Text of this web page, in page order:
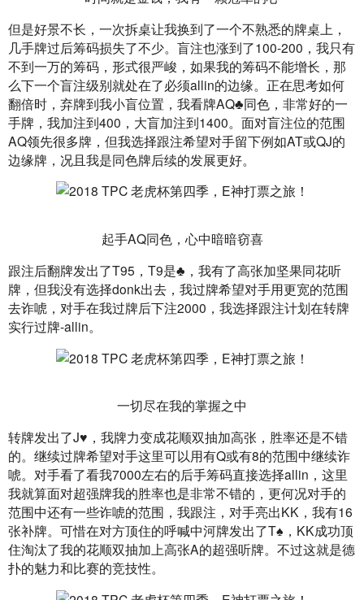
但是好景不长，一次拆桌让我换到了一个不熟悉的牌桌上，
几手牌过后筹码损失了不少。盲注也涨到了100-200，我只有
不到一万的筹码，形式很严峻，如果我的筹码不能增长，那
么下一个盲注级别就处在了必须allin的边缘。正在思考如何
翻倍时，弃牌到我小盲位置，我看牌AQ♣同色，非常好的一
手牌，我加注到400，大盲加注到1400。面对盲注位的范围
AQ领先很多牌，但我选择跟注希望对手留下例如AT或QJ的
边缘牌，况且我是同色牌后续的发展更好。
起手AQ同色，心中暗暗窃喜
跟注后翻牌发出了T95，T9是♣，我有了高张加坚果同花听
牌，但我没有选择donk出去，我过牌希望对手用更宽的范围
去诈唬，对手在我过牌后下注2000，我选择跟注计划在转牌
实行过牌-allin。
一切尽在我的掌握之中
转牌发出了J♥，我牌力变成花顺双抽加高张，胜率还是不错
的。继续过牌希望对手这里可以用有Q或有8的范围中继续诈
唬。对手看了看我7000左右的后手筹码直接选择allin，这里
我就算面对超强牌我的胜率也是非常不错的，更何况对手的
范围中还有一些诈唬的范围，我跟注，对手亮出KK，我有16
张补牌。可惜在对方顶住的呼喊中河牌发出了T♠，KK成功顶
住淘汰了我的花顺双抽加上高张A的超强听牌。不过这就是德
扑的魅力和比赛的竞技性。